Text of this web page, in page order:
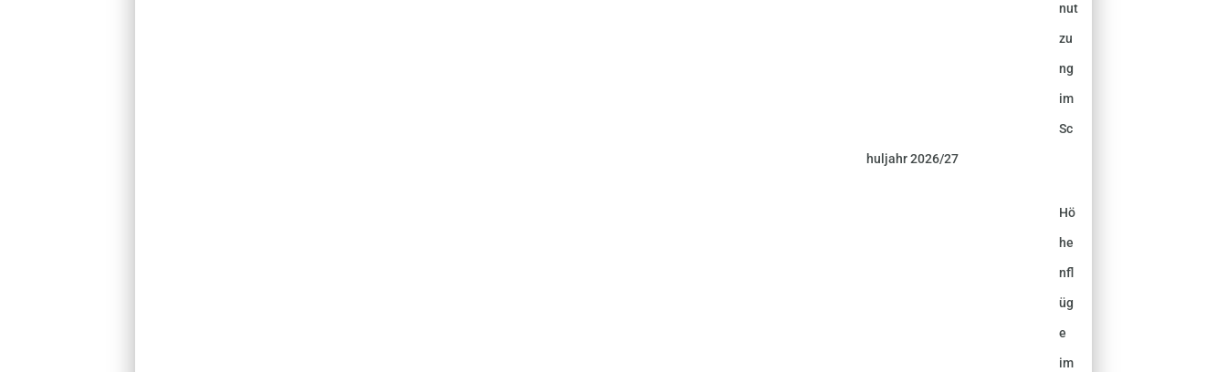
nut
zu
ng
im
Sc
huljahr 2026/27
Hö
he
nfl
üg
e
im